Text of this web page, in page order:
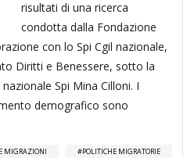
risultati di una ricerca
condotta dalla Fondazione
con lo Spi Cgil nazionale,
Diritti e Benessere, sotto la
Spi Mina Cilloni. I
demografico sono
MIGRAZIONI
POLITICHE MIGRATORIE